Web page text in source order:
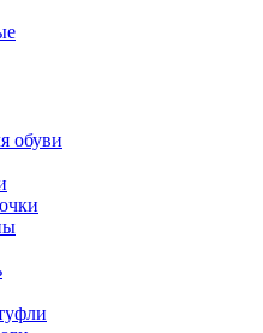
обуви